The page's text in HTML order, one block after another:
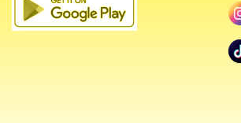
do atual governo no escândalo do
atribuindo as irregularidades à gestão
presidente Jair Bolsonaro. Segundo Lula,